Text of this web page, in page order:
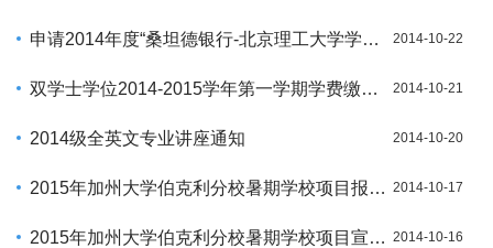
申请2014年度“桑坦德银行-北京理工大学学生访学奖学金”的通知 2014-10-22
双学士学位2014-2015学年第一学期学费缴纳通知 2014-10-21
2014级全英文专业讲座通知 2014-10-20
2015年加州大学伯克利分校暑期学校项目报名通知 2014-10-17
2015年加州大学伯克利分校暑期学校项目宣讲会通知 2014-10-16